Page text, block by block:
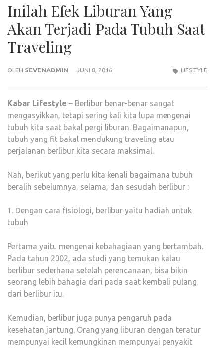
Inilah Efek Liburan Yang
Akan Terjadi Pada Tubuh Saat
Traveling
OLEH SEVENADMIN JUNI 8, 2016 LIFSTYLE
Kabar Lifestyle – Berlibur benar-benar sangat
mengasyikkan, tetapi sering kali kita lupa mengenai
tubuh kita saat bakal pergi liburan. Bagaimanapun,
tubuh yang fit bakal mendukung traveling atau
perjalanan berlibur kita secara maksimal.
Nah, berikut yang perlu kita kenali bagaimana tubuh
beralih sebelumnya, selama, dan sesudah berlibur :
1. Dengan cara fisiologi, berlibur yaitu hadiah untuk
tubuh
Pertama yaitu mengenai kebahagiaan yang bertambah.
Pada tahun 2002, ada studi yang temukan kalau
berlibur sederhana setelah perencanaan, bisa bikin
seorang lebih bahagia dari pada saat kembali pulang
dari berlibur itu.
Kemudian, berlibur juga punya pengaruh pada
kesehatan jantung. Orang yang liburan dengan teratur
mempunyai kecil kemungkinan mempunyai penyakit